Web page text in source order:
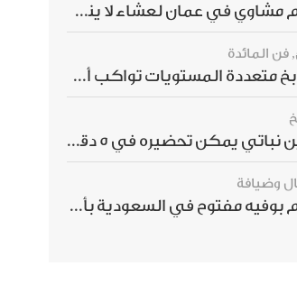
أفضل مطاعم مشاوي في عمان لعشاء لا ينسى
, فن المائدة
تصاميم مطابخ متعددة المستويات تواكب أحدث صيحات الديكور العالمي
مشروب بروتين نباتي يمكن تحضيره في 5 دقائق ويمنحك شعورًا بالشبع
وضيافة
أفضل مطاعم بوفيه مفتوح في السعودية بأسعار تناسب الجميع